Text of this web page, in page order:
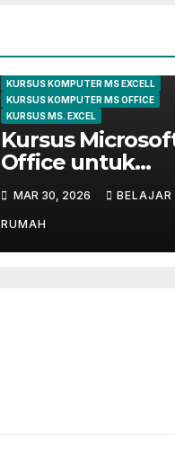
KURSUS KOMPUTER MS EXCELL
KURSUS KOMPUTER MS OFFICE
KURSUS MS. EXCEL
Kursus
Office untuk
Administrasi
Perkantoran di
Cileungsi
MAR 30, 2026 BELAJAR
RUMAH